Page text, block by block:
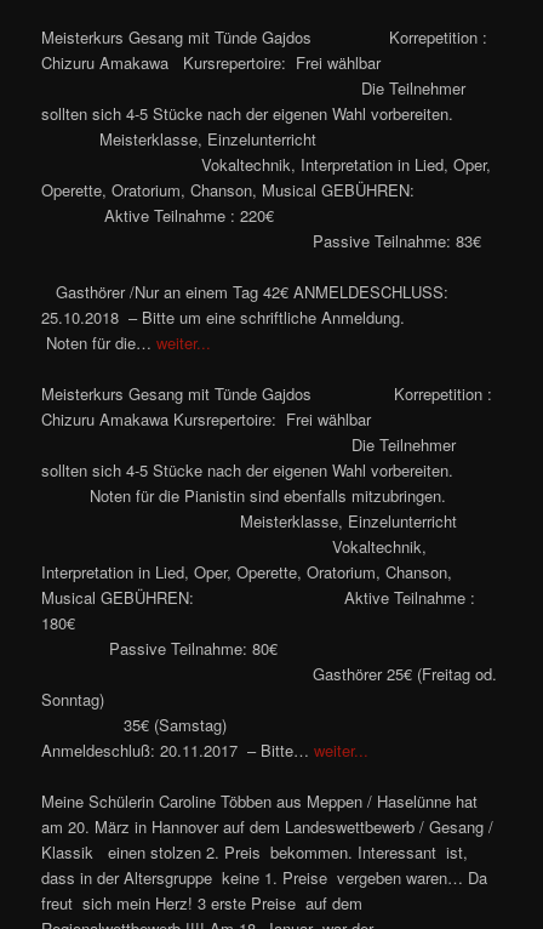
Meisterkurs Gesang mit Tünde Gajdos Korrepetition :
Chizuru Amakawa
Kursrepertoire: Frei wählbar
Die Teilnehmer
sollten sich 4-5 Stücke nach der eigenen Wahl vorbereiten.
Meisterklasse, Einzelunterricht
Vokaltechnik, Interpretation in Lied, Oper,
Operette, Oratorium, Chanson, Musical GEBÜHREN:
Aktive Teilnahme : 220€
Passive Teilnahme: 83€
Gasthörer /Nur an einem Tag 42€ ANMELDESCHLUSS:
25.10.2018 – Bitte um eine schriftliche Anmeldung.
Noten für die…weiter...
Meisterkurs Gesang mit Tünde Gajdos Korrepetition :
Chizuru Amakawa Kursrepertoire: Frei wählbar
Die Teilnehmer
sollten sich 4-5 Stücke nach der eigenen Wahl vorbereiten.
Noten für die Pianistin sind ebenfalls mitzubringen.
Meisterklasse, Einzelunterricht
Vokaltechnik,
Interpretation in Lied, Oper, Operette, Oratorium, Chanson,
Musical GEBÜHREN: Aktive Teilnahme :
180€
Passive Teilnahme: 80€
Gasthörer 25€ (Freitag od.
Sonntag)
35€ (Samstag)
Anmeldeschluß: 20.11.2017 – Bitte…weiter...
Meine Schülerin Caroline Többen aus Meppen / Haselünne hat
am 20. März in Hannover auf dem Landeswettbewerb / Gesang /
Klassik einen stolzen 2. Preis bekommen. Interessant ist,
dass in der Altersgruppe keine 1. Preise vergeben waren… Da
freut sich mein Herz! 3 erste Preise auf dem